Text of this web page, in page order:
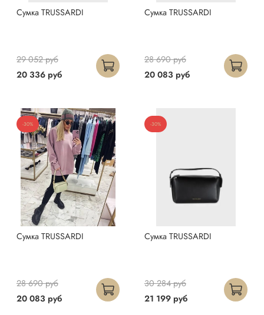
Сумка TRUSSARDI
20 336 руб
29 052 руб
Сумка TRUSSARDI
20 083 руб
28 690 руб
-30%
Сумка TRUSSARDI
20 083 руб
28 690 руб
-30%
Сумка TRUSSARDI
21 199 руб
30 284 руб